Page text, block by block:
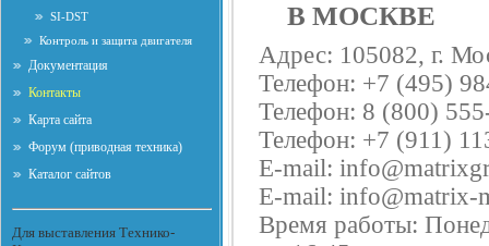
SI-DST
Контроль и защита двигателя
Документация
Контакты
Карта сайта
Форум (приводная техника)
Каталог сайтов
Для выставления Технико-
В МОСКВЕ
Адрес: 105082, г.
Телефон: +7 (495)
Телефон: 8 (800)
Телефон: +7 (911)
E-mail:
E-mail: info@matrix-
Время работы: